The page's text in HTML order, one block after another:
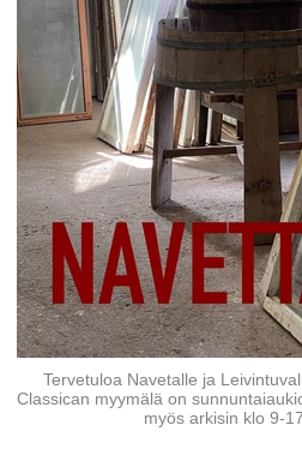
Tervetuloa Navetalle ja
Classican myymälä on
myös arkisin klo 9-